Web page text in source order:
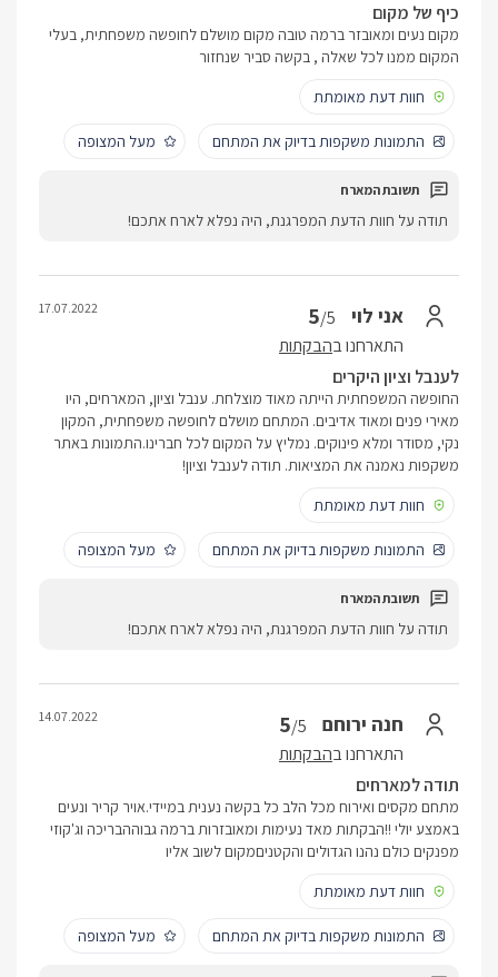
כיף של מקום
מקום נעים ומאובזר ברמה טובה מקום מושלם לחופשה משפחתית, בעלי
המקום ממנו לכל שאלה , בקשה סביר שנחזור
חוות דעת מאומתת
התמונות משקפות בדיוק את המתחם מעל המצופה
תודה על חוות הדעת המפרגנת, היה נפלא לארח אתכם!
אני לוי 5/5
התארחנו בהבקתות
17.07.2022
לענבל וציון היקרים
החופשה המשפחתית הייתה מאוד מוצלחת. ענבל וציון, המארחים, היו
מאירי פנים ומאוד אדיבים. המתחם מושלם לחופשה משפחתית, המקון
נקי, מסודר ומלא פינוקים. נמליץ על המקום לכל חברינו.התמונות באתר
משקפות נאמנה את המציאות. תודה לענבל וציון!
חוות דעת מאומתת
התמונות משקפות בדיוק את המתחם מעל המצופה
תודה על חוות הדעת המפרגנת, היה נפלא לארח אתכם!
חנה ירוחם 5/5
התארחנו בהבקתות
14.07.2022
תודה למארחים
מתחם מקסים ואירוח מכל הלב כל בקשה נענית במיידי.אויר קריר ונעים
באמצע יולי !!הבקתות מאד נעימות ומאובזרות ברמה גבוההבריכה וג'קוזי
מפנקים כולם נהנו הגדולים והקטניםמקום לשוב אליו
חוות דעת מאומתת
התמונות משקפות בדיוק את המתחם מעל המצופה